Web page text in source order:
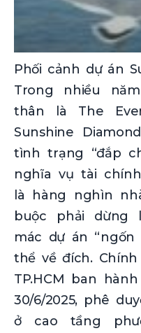
Phối cảnh dự án
Trong nhiều
thân là The
Sunshine
tình trạng “đắp
nghĩa vụ tài
là hàng nghìn
buộc phải
mác dự án “ngốn
thể về đích.
TP.HCM ban
30/6/2025, phê
ở cao tầng